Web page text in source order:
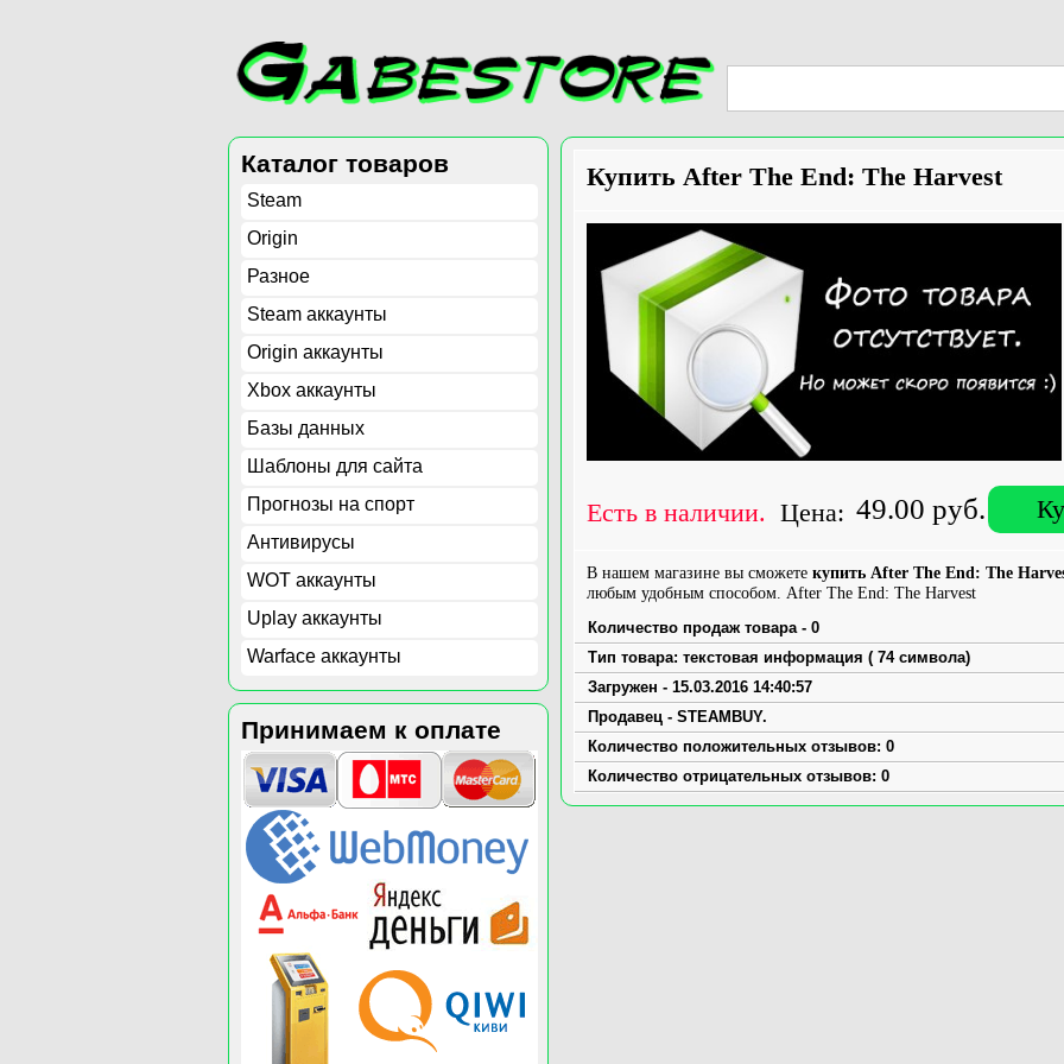
Каталог товаров
Steam
Origin
Разное
Steam аккаунты
Origin аккаунты
Xbox аккаунты
Базы данных
Шаблоны для сайта
Прогнозы на спорт
Антивирусы
WOT аккаунты
Uplay аккаунты
Warface аккаунты
Принимаем к оплате
Купить After The End: The Harvest
Есть в наличии. Цена: 49.00 руб.
В нашем магазине вы сможете купить After The End: The
любым удобным способом. After The End: The Harvest
Количество продаж товара - 0
Тип товара: текстовая информация ( 74 символа)
Загружен - 15.03.2016 14:40:57
Продавец - STEAMBUY.
Количество положительных отзывов: 0
Количество отрицательных отзывов: 0